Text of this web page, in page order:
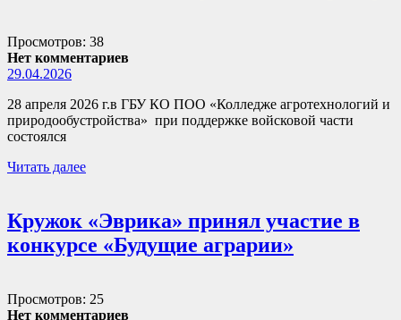
Просмотров: 38
Нет комментариев
29.04.2026
28 апреля 2026 г.в ГБУ КО ПОО «Колледже агротехнологий и
природообустройства» при поддержке войсковой части
состоялся
Читать далее
Кружок «Эврика» принял участие в
конкурсе «Будущие аграрии»
Просмотров: 25
Нет комментариев